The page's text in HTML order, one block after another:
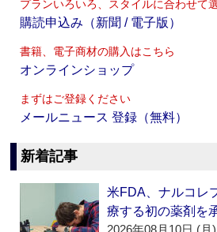
プランいろいろ、スタイルに合わせて
購読申込み（新聞 / 電子版）
書籍、電子商材の購入はこちら
オンラインショップ
まずはご登録ください
メールニュース 登録（無料）
新着記事
米FDA、ナルコレ
療する初の薬剤を